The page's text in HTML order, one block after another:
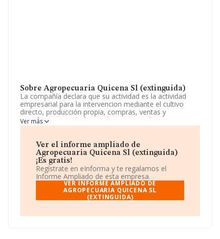
Sobre Agropecuaria Quicena Sl (extinguida)
La compañía declara que su actividad es la actividad
empresarial para la intervencion mediante el cultivo
directo, producción propia, compras, ventas y
transformacion, de forma directa, o mediante
intermediación o franquicia en los siguientes sectores
actividad CNAE es 'Producción agrícola combinada con
la producción ganadera' con código 0150. La empresa
no tiene actividad en mercados exteriores.
Para llamar las oficinas se puede hacer a través del
número 974226978.
La empresaAgropecuaria Quicena S.L (extinguida)
240 núm. S/N Torre Lucan, (22191), Quicena, provincia
Ver más
Ver el informe ampliado de
Agropecuaria Quicena Sl (extinguida)
¡Es gratis!
Regístrate en eInforma y te regalamos el
Informe Ampliado de esta empresa.
VER INFORME AMPLIADO DE
AGROPECUARIA QUICENA SL
(EXTINGUIDA)